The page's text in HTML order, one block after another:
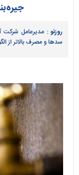
روزنو : مدیرعامل شرکت
سد‌ها و مصرف بالاتر از